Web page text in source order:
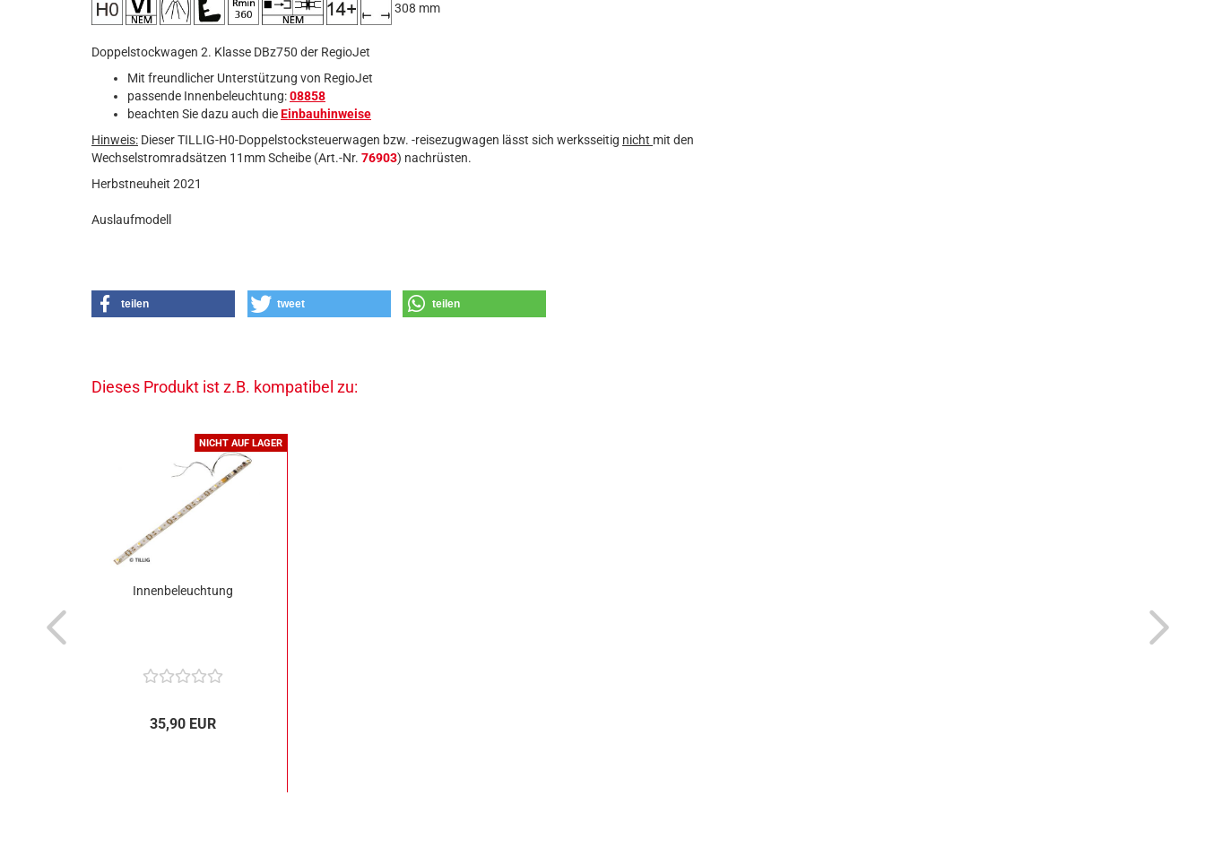
308 mm
Doppelstockwagen 2. Klasse DBz750 der RegioJet
Mit freundlicher Unterstützung von RegioJet
passende Innenbeleuchtung:08858
beachten Sie dazu auch dieEinbauhinweise
Hinweis: Dieser TILLIG-H0-Doppelstocksteuerwagen bzw. -reisezugwagen lässt sich werksseitig nicht mit den
Wechselstromradsätzen 11mm Scheibe (Art.-Nr. 76903) nachrüsten.
Herbstneuheit 2021
Auslaufmodell
teilen tweet teilen
Dieses Produkt ist z.B. kompatibel zu:
NICHT AUF LAGER
Innenbeleuchtung
35,90 EUR